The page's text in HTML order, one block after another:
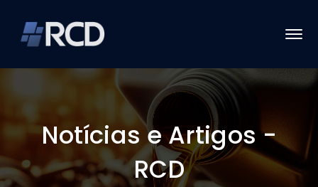
Notícias e Artigos -
RCD